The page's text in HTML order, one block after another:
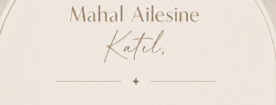
Night Drapeli Taş İşlemeli Tül Abiye
(26YFSNABY7070)